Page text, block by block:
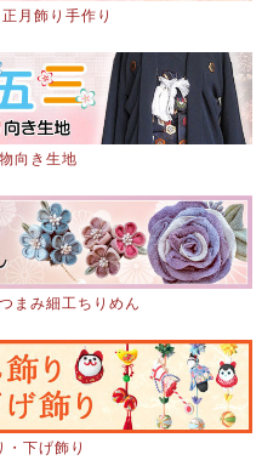
月飾り手作り
向き生地
まみ細工ちりめん
・下げ飾り